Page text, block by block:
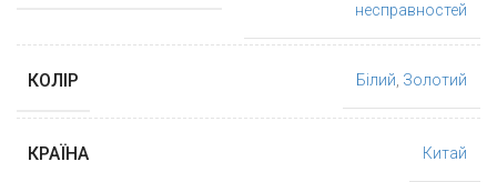
несправностей
КОЛІР Білий, Золотий
КРАЇНА Китай